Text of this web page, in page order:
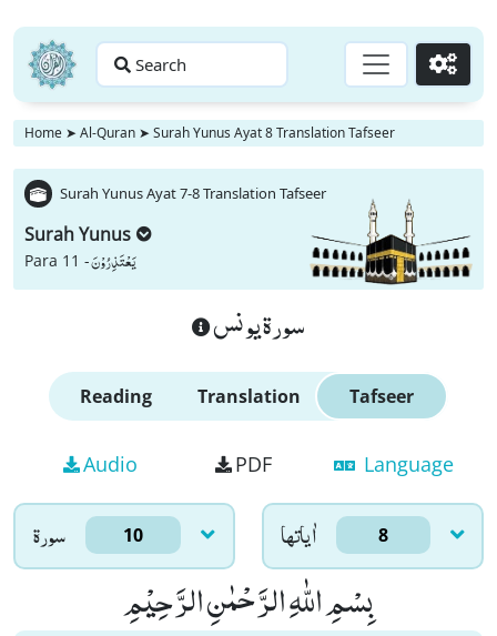
Search Go
Home ➤ Al-Quran ➤ Surah Yunus Ayat 8 Translation Tafseer
Surah Yunus Ayat 7-8 Translation Tafseer
Surah Yunus
Para 11 -یَعْتَذِرُوْنَ
سورة يونس
Reading Translation Tafseer
Audio PDF Language
سورۃ 10 اٰياتها 8
بِسْمِ اللّٰهِ الرَّحْمٰنِ الرَّحِیْمِ